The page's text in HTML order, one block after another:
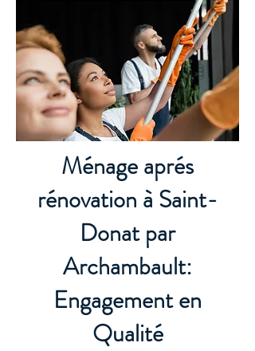
Ménage aprés
rénovation à Saint-
Donat par
Archambault:
Engagement en
Qualité